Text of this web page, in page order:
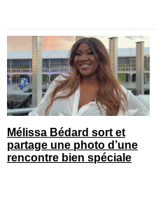
Mélissa Bédard sort et
partage une photo d’une
rencontre bien spéciale